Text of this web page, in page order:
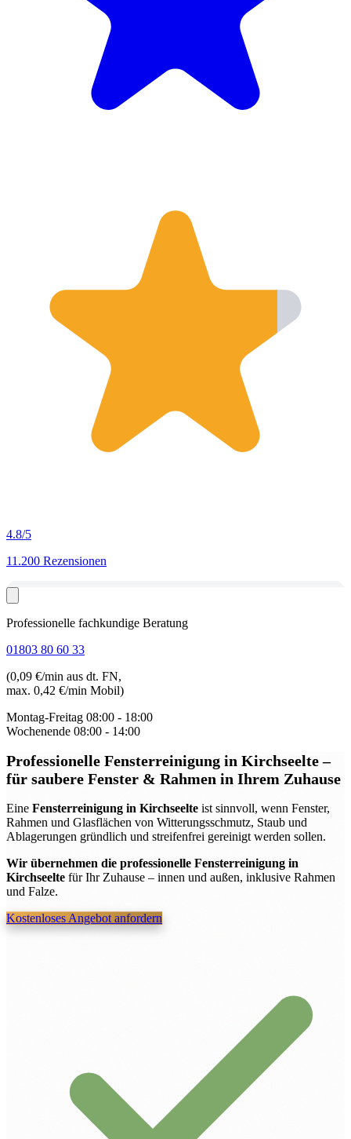
4.8/5
11.200 Rezensionen
Professionelle fachkundige Beratung
01803 80 60 33
(0,09 €/min aus dt. FN,
max. 0,42 €/min Mobil)
Montag-Freitag 08:00 - 18:00
Wochenende 08:00 - 14:00
Professionelle Fensterreinigung in Kirchseelte–
für saubere Fenster & Rahmen in Ihrem Zuhause
Eine Fensterreinigung in Kirchseelte ist sinnvoll, wenn Fenster,
Rahmen und Glasflächen von Witterungsschmutz, Staub und
Ablagerungen gründlich und streifenfrei gereinigt werden sollen.
Wir übernehmen die professionelle Fensterreinigung in
Kirchseelte für Ihr Zuhause – innen und außen, inklusive Rahmen
und Falze.
Kostenloses Angebot anfordern